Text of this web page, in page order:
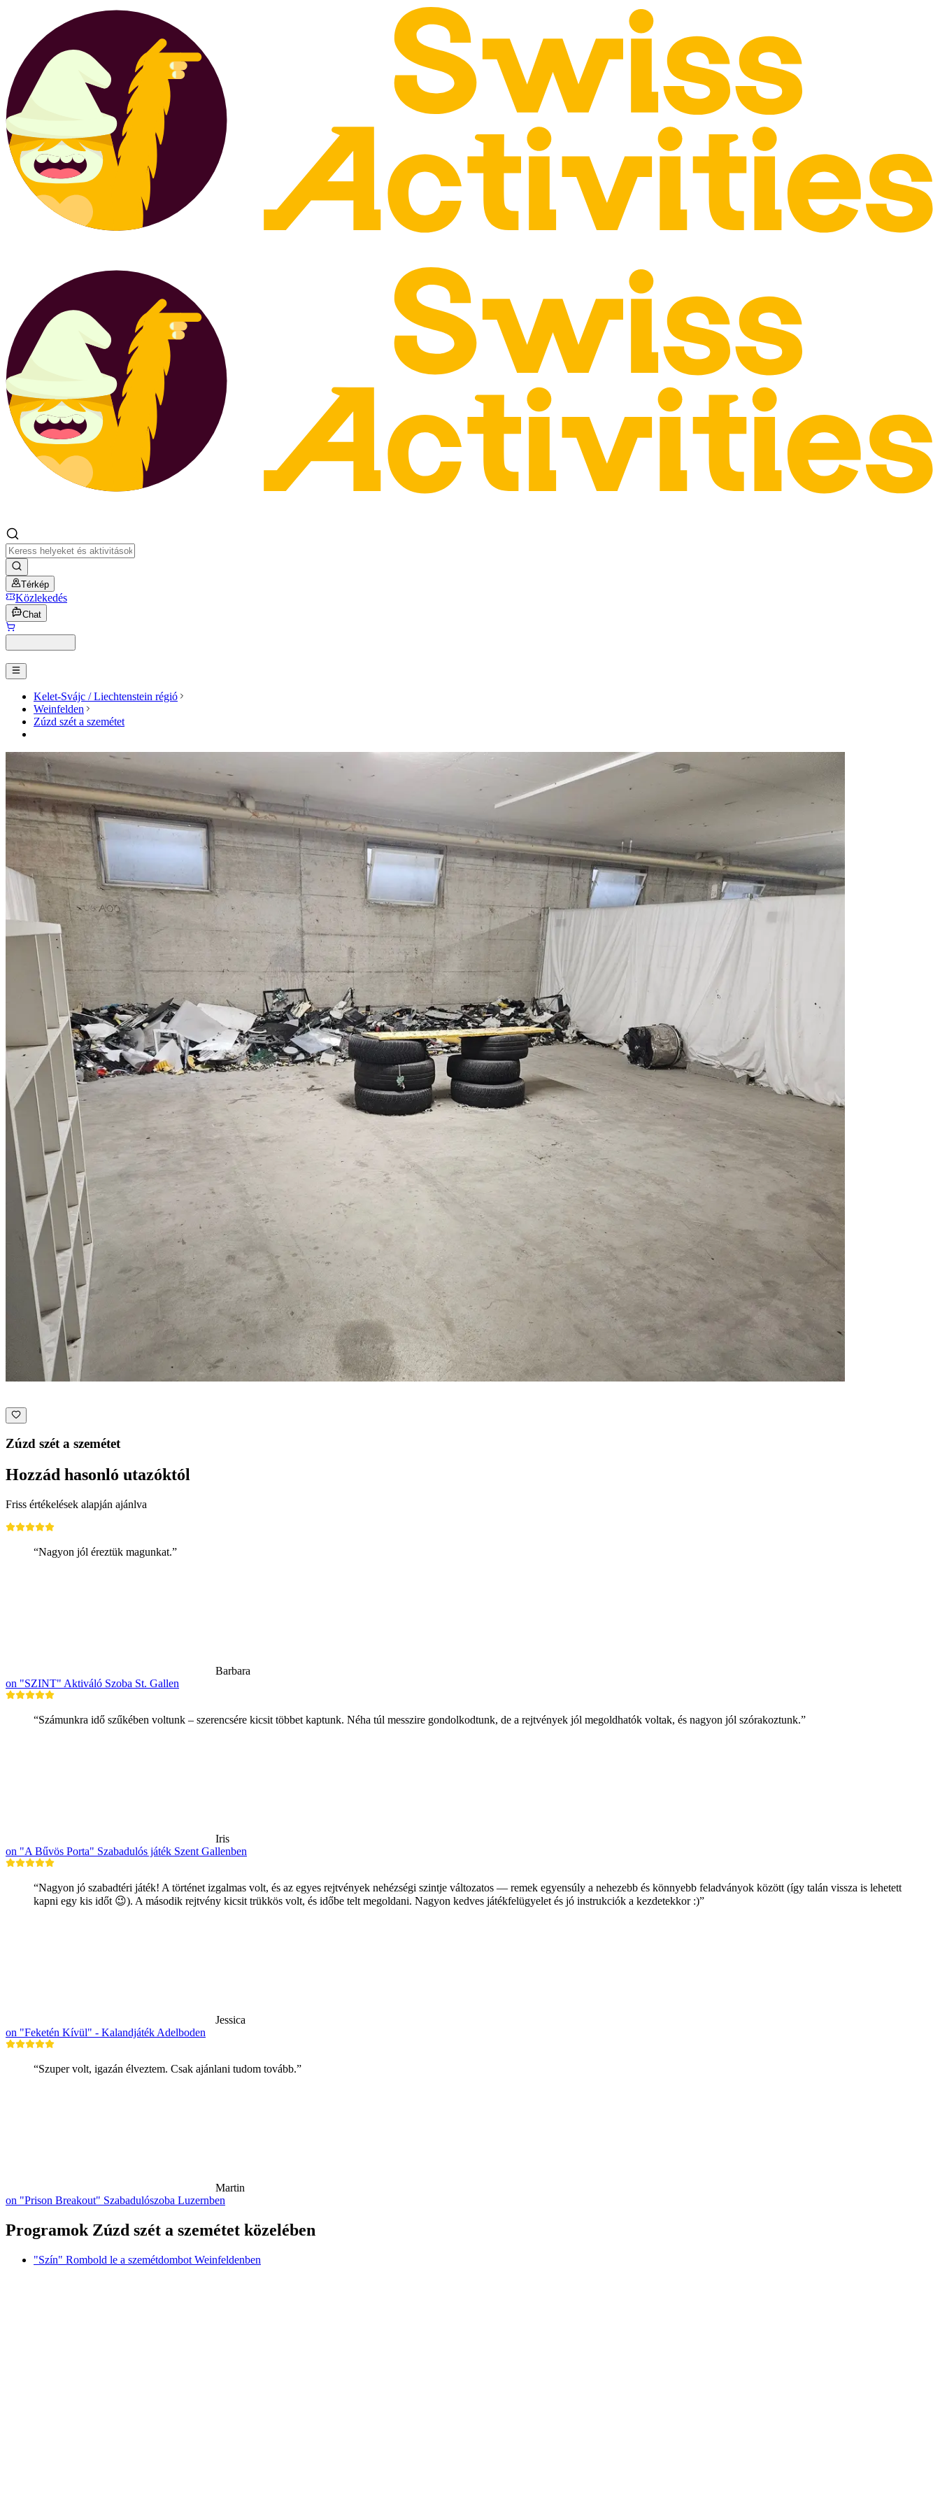
Térkép
Közlekedés
Chat
Kelet-Svájc / Liechtenstein régió
Weinfelden
Zúzd szét a szemétet
Zúzd szét a szemétet
Hozzád hasonló utazóktól
Friss értékelések alapján ajánlva
“Nagyon jól éreztük magunkat.”
Barbara
on "SZINT" Aktiváló Szoba St. Gallen
“Számunkra idő szűkében voltunk – szerencsére kicsit többet kaptunk. Néha túl messzire gondolkodtunk, de a rejtvények jól megoldhatók voltak, és nagyon jól szórakoztunk.”
Iris
on "A Bűvös Porta" Szabadulós játék Szent Gallenben
“Nagyon jó szabadtéri játék! A történet izgalmas volt, és az egyes rejtvények nehézségi szintje változatos — remek egyensúly a nehezebb és könnyebb feladványok között (így talán vissza is lehetett
kapni egy kis időt 😉). A második rejtvény kicsit trükkös volt, és időbe telt megoldani. Nagyon kedves játékfelügyelet és jó instrukciók a kezdetekkor :)”
Jessica
on "Feketén Kívül" - Kalandjáték Adelboden
“Szuper volt, igazán élveztem. Csak ajánlani tudom tovább.”
Martin
on "Prison Breakout" Szabadulószoba Luzernben
Programok Zúzd szét a szemétet közelében
"Szín" Rombold le a szemétdombot Weinfeldenben